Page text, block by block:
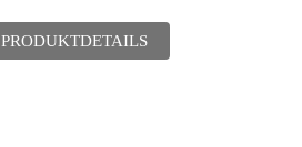
PRODUKTDETAILS